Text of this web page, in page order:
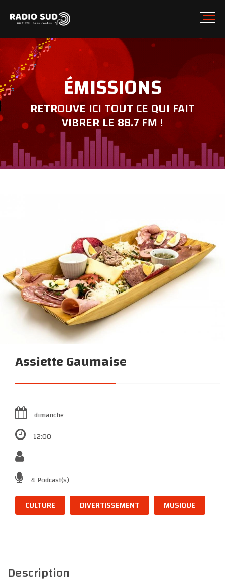
ÉMISSIONS
RETROUVE ICI TOUT CE QUI FAIT
VIBRER LE 88.7 FM !
Assiette Gaumaise
dimanche
12:00
4 Podcast(s)
CULTURE DIVERTISSEMENT MUSIQUE
Description